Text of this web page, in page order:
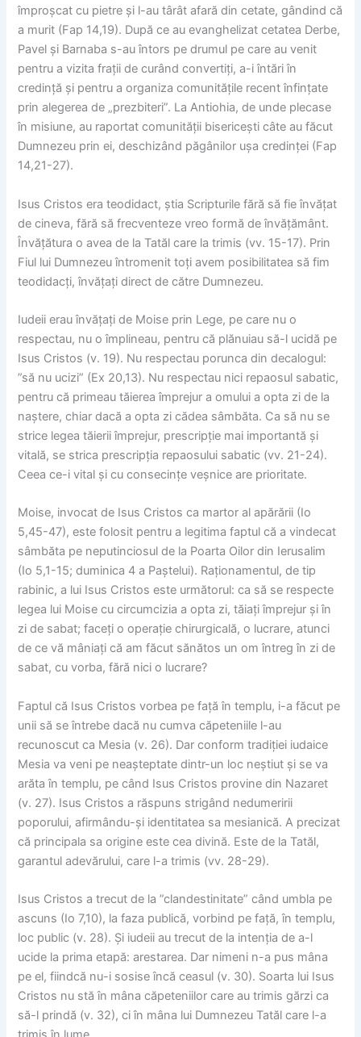
împroșcat cu pietre și l-au târât afară din cetate, gândind că
a murit (Fap 14,19). După ce au evanghelizat cetatea Derbe,
Pavel și Barnaba s-au întors pe drumul pe care au venit
pentru a vizita frații de curând convertiți, a-i întări în
credință și pentru a organiza comunitățile recent înfințate
prin alegerea de „prezbiteri”. La Antiohia, de unde plecase
în misiune, au raportat comunității bisericești câte au făcut
Dumnezeu prin ei, deschizând păgânilor ușa credinței (Fap
14,21-27).
Isus Cristos era teodidact, știa Scripturile fără să fie învățat
de cineva, fără să frecventeze vreo formă de învățământ.
Învățătura o avea de la Tatăl care la trimis (vv. 15-17). Prin
Fiul lui Dumnezeu întromenit toți avem posibilitatea să fim
teodidacți, învățați direct de către Dumnezeu.
Iudeii erau învățați de Moise prin Lege, pe care nu o
respectau, nu o împlineau, pentru că plănuiau să-l ucidă pe
Isus Cristos (v. 19). Nu respectau porunca din decalogul:
”să nu ucizi” (Ex 20,13). Nu respectau nici repaosul sabatic,
pentru că primeau tăierea împrejur a omului a opta zi de la
naștere, chiar dacă a opta zi cădea sâmbăta. Ca să nu se
strice legea tăierii împrejur, prescripție mai importantă și
vitală, se strica prescripția repaosului sabatic (vv. 21-24).
Ceea ce-i vital și cu consecințe veșnice are prioritate.
Moise, invocat de Isus Cristos ca martor al apărării (Io
5,45-47), este folosit pentru a legitima faptul că a vindecat
sâmbăta pe neputinciosul de la Poarta Oilor din Ierusalim
(Io 5,1-15; duminica 4 a Paștelui). Raționamentul, de tip
rabinic, a lui Isus Cristos este următorul: ca să se respecte
legea lui Moise cu circumcizia a opta zi, tăiați împrejur și în
zi de sabat; faceți o operație chirurgicală, o lucrare, atunci
de ce vă mâniați că am făcut sănătos un om întreg în zi de
sabat, cu vorba, fără nici o lucrare?
Faptul că Isus Cristos vorbea pe față în templu, i-a făcut pe
unii să se întrebe dacă nu cumva căpeteniile l-au
recunoscut ca Mesia (v. 26). Dar conform tradiției iudaice
Mesia va veni pe neașteptate dintr-un loc neștiut și se va
arăta în templu, pe când Isus Cristos provine din Nazaret
(v. 27). Isus Cristos a răspuns strigând nedumeririi
poporului, afirmându-și identitatea sa mesianică. A precizat
că principala sa origine este cea divină. Este de la Tatăl,
garantul adevărului, care l-a trimis (vv. 28-29).
Isus Cristos a trecut de la ”clandestinitate” când umbla pe
ascuns (Io 7,10), la faza publică, vorbind pe față, în templu,
loc public (v. 28). Și iudeii au trecut de la intenția de a-l
ucide la prima etapă: arestarea. Dar nimeni n-a pus mâna
pe el, fiindcă nu-i sosise încă ceasul (v. 30). Soarta lui Isus
Cristos nu stă în mâna căpeteniilor care au trimis gărzi ca
să-l prindă (v. 32), ci în mâna lui Dumnezeu Tatăl care l-a